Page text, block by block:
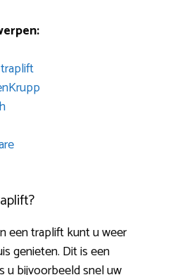
een traplift kunt u weer
genieten. Dit is een